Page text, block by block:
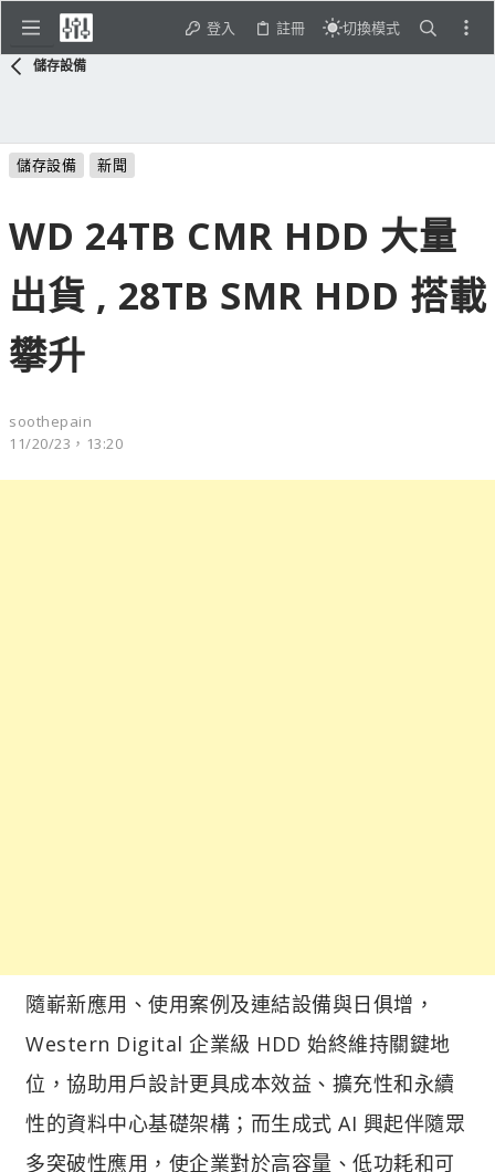
登入 註冊 切換模式
儲存設備
儲存設備 新聞
WD 24TB CMR HDD 大量
出貨 , 28TB SMR HDD 搭載
攀升
soothepain
11/20/23，13:20
隨嶄新應用、使用案例及連結設備與日俱增，
Western Digital 企業級 HDD 始終維持關鍵地
位，協助用戶設計更具成本效益、擴充性和永續
性的資料中心基礎架構；而生成式 AI 興起伴隨眾
多突破性應用，使企業對於高容量、低功耗和可